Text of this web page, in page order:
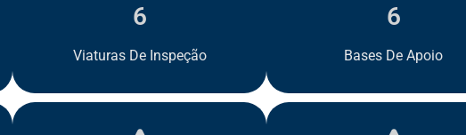
6
Viaturas De Inspeção
6
Bases De Apoio